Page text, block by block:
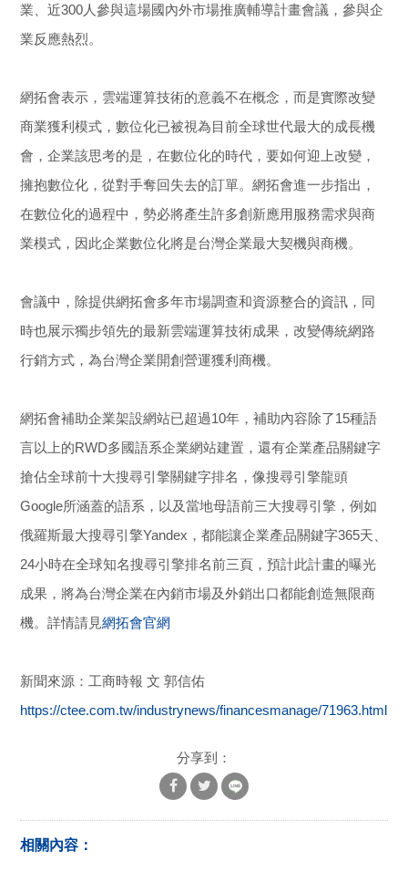
業、近300人參與這場國內外市場推廣輔導計畫會議，參與企
業反應熱烈。
網拓會表示，雲端運算技術的意義不在概念，而是實際改變
商業獲利模式，數位化已被視為目前全球世代最大的成長機
會，企業該思考的是，在數位化的時代，要如何迎上改變，
擁抱數位化，從對手奪回失去的訂單。網拓會進一步指出，
在數位化的過程中，勢必將產生許多創新應用服務需求與商
業模式，因此企業數位化將是台灣企業最大契機與商機。
會議中，除提供網拓會多年市場調查和資源整合的資訊，同
時也展示獨步領先的最新雲端運算技術成果，改變傳統網路
行銷方式，為台灣企業開創營運獲利商機。
網拓會補助企業架設網站已超過10年，補助內容除了15種語
言以上的RWD多國語系企業網站建置，還有企業產品關鍵字
搶佔全球前十大搜尋引擎關鍵字排名，像搜尋引擎龍頭
Google所涵蓋的語系，以及當地母語前三大搜尋引擎，例如
俄羅斯最大搜尋引擎Yandex，都能讓企業產品關鍵字365天、
24小時在全球知名搜尋引擎排名前三頁，預計此計畫的曝光
成果，將為台灣企業在內銷市場及外銷出口都能創造無限商
機。詳情請見網拓會官網
新聞來源：工商時報 文 郭信佑
https://ctee.com.tw/industrynews/financesmanage/71963.html
分享到：
相關內容：